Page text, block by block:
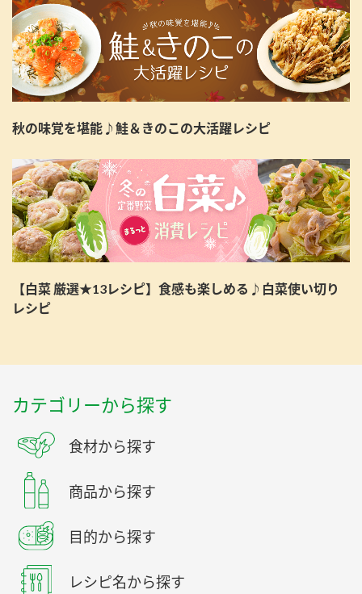
秋の味覚を堪能♪鮭＆きのこの大活躍レシピ
【白菜 厳選★13レシピ】食感も楽しめる♪白菜使い切り
レシピ
カテゴリーから探す
食材から探す
商品から探す
目的から探す
レシピ名から探す